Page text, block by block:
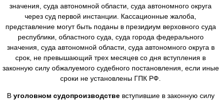
значения, суда автономной области, суда автономного округа
через суд первой инстанции. Кассационные жалоба,
представление могут быть поданы в президиум верховного суда
республики, областного суда, суда города федерального
значения, суда автономной области, суда автономного округа в
срок, не превышающий трех месяцев со дня вступления в
законную силу обжалуемого судебного постановления, если иные
сроки не установлены ГПК РФ.
В уголовном судопроизводствевступившие в законную силу